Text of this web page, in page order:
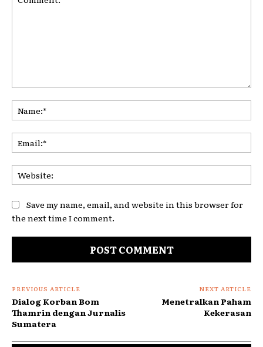
Save my name, email, and website in this browser for
the next time I comment.
PREVIOUS ARTICLE
Dialog Korban Bom
Thamrin dengan Jurnalis
Sumatera
NEXT ARTICLE
Menetralkan Paham
Kekerasan